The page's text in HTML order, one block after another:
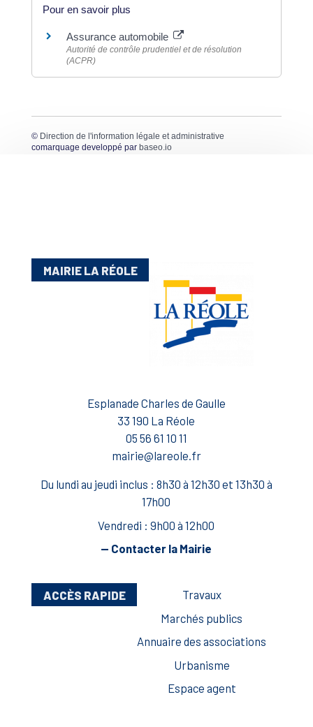
Pour en savoir plus
Assurance automobile
Autorité de contrôle prudentiel et de résolution
(ACPR)
© Direction de l'information légale et administrative
comarquage developpé par baseo.io
MAIRIE LA RÉOLE
Esplanade Charles de Gaulle
33 190 La Réole
05 56 61 10 11
mairie@lareole.fr
Du lundi au jeudi inclus : 8h30 à 12h30 et 13h30 à
17h00
Vendredi : 9h00 à 12h00
— Contacter la Mairie
ACCÈS RAPIDE
Travaux
Marchés publics
Annuaire des associations
Urbanisme
Espace agent